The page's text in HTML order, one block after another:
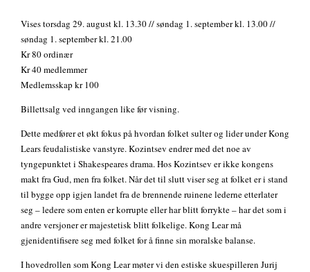
Vises torsdag 29. august kl. 13.30 // søndag 1. september kl. 13.00 //
søndag 1. september kl. 21.00
Kr 80 ordinær
Kr 40 medlemmer
Medlemsskap kr 100
Billettsalg ved inngangen like før visning.
Dette medfører et økt fokus på hvordan folket sulter og lider under Kong
Lears feudalistiske vanstyre. Kozintsev endrer med det noe av
tyngepunktet i Shakespeares drama. Hos Kozintsev er ikke kongens
makt fra Gud, men fra folket. Når det til slutt viser seg at folket er i stand
til bygge opp igjen landet fra de brennende ruinene lederne etterlater
seg – ledere som enten er korrupte eller har blitt forrykte – har det som i
andre versjoner er majestetisk blitt folkelige. Kong Lear må
gjenidentifisere seg med folket for å finne sin moralske balanse.
I hovedrollen som Kong Lear møter vi den estiske skuespilleren Jurij